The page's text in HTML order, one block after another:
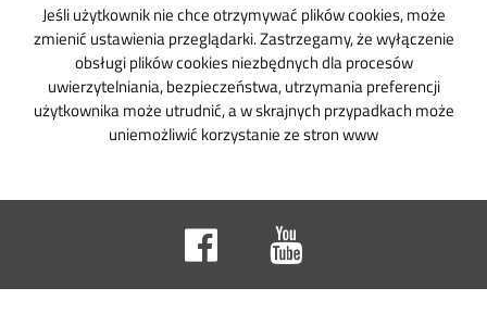
Jeśli użytkownik nie chce otrzymywać plików cookies, może
zmienić ustawienia przeglądarki. Zastrzegamy, że wyłączenie
obsługi plików cookies niezbędnych dla procesów
uwierzytelniania, bezpieczeństwa, utrzymania preferencji
użytkownika może utrudnić, a w skrajnych przypadkach może
uniemożliwić korzystanie ze stron www